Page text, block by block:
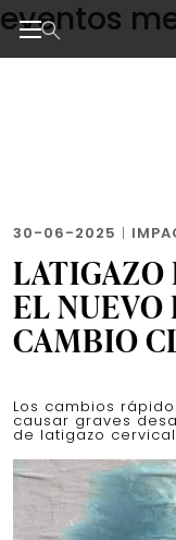
Skip
to
the
eventos
30-06-2025 |
EL NUEVO
CAMBIO
Los cambios
causar graves
de latigazo